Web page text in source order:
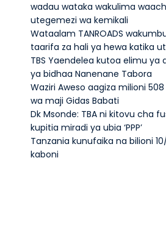
wadau wataka wakulima
utegemezi wa kemikali
Wataalam TANROADS
taarifa za hali ya hewa katika
TBS Yaendelea kutoa elimu ya
ya bidhaa Nanenane Tabora
Waziri Aweso aagiza milioni
wa maji Gidas Babati
Dk Msonde: TBA ni kitovu cha
kupitia miradi ya ubia ‘PPP’
Tanzania kunufaika na bilioni
kaboni